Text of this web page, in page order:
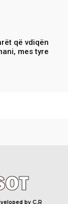
që vdiqën
mes tyre
by Ç.R